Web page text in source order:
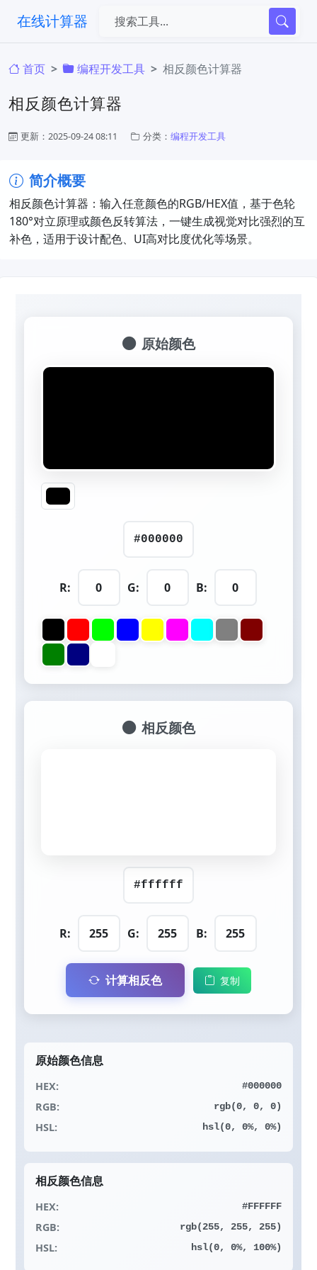
在线计算器
首页 编程开发工具 相反颜色计算器
相反颜色计算器
更新：2025-09-24 08:11 分类： 编程开发工具
简介概要
相反颜色计算器：输入任意颜色的RGB/HEX值，基于色轮
180°对立原理或颜色反转算法，一键生成视觉对比强烈的互
补色，适用于设计配色、UI高对比度优化等场景。​
原始颜色
R: G: B:
相反颜色
R: G: B:
计算相反色 复制
原始颜色信息
HEX: #000000
RGB: rgb(0, 0, 0)
HSL: hsl(0, 0%, 0%)
相反颜色信息
HEX: #FFFFFF
RGB: rgb(255, 255, 255)
HSL: hsl(0, 0%, 100%)